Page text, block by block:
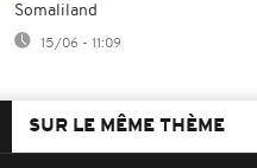
Somaliland
15/06 - 11:09
SUR LE MÊME THÈME